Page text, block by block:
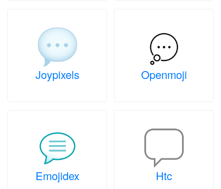
Joypixels Openmoji
Emojidex Htc